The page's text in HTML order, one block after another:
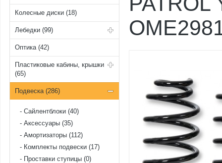
Колесные диски (18)
Лебедки (99)
Оптика (42)
Пластиковые кабины, крышки
(65)
Подвеска (286)
Cайлентблоки (40)
Аксессуары (35)
Амортизаторы (112)
Комплекты подвески (17)
Проставки ступицы (0)